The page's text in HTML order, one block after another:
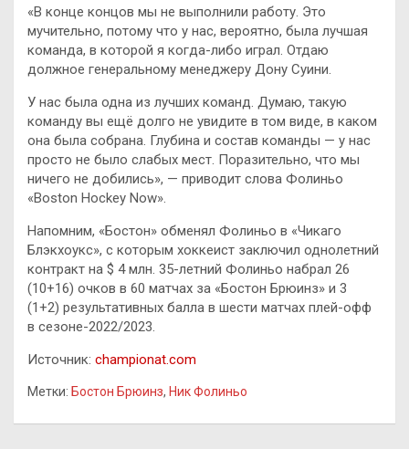
«В конце концов мы не выполнили работу. Это
мучительно, потому что у нас, вероятно, была лучшая
команда, в которой я когда-либо играл. Отдаю
должное генеральному менеджеру Дону Суини.
У нас была одна из лучших команд. Думаю, такую
команду вы ещё долго не увидите в том виде, в каком
она была собрана. Глубина и состав команды — у нас
просто не было слабых мест. Поразительно, что мы
ничего не добились», — приводит слова Фолиньо
«Boston Hockey Now».
Напомним, «Бостон» обменял Фолиньо в «Чикаго
Блэкхоукс», с которым хоккеист заключил однолетний
контракт на $ 4 млн. 35-летний Фолиньо набрал 26
(10+16) очков в 60 матчах за «Бостон Брюинз» и 3
(1+2) результативных балла в шести матчах плей-офф
в сезоне-2022/2023.
Источник: championat.com
Метки: Бостон Брюинз, Ник Фолиньо